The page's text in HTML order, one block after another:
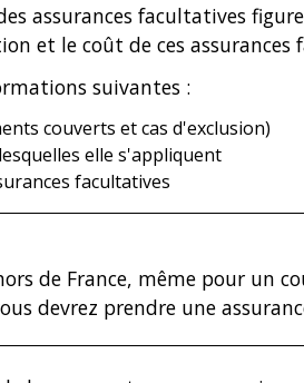
assurances facultatives
et le coût de ces assurances
suivantes :
couverts et cas d'exclusion)
elle s'appliquent
facultatives
de France, même pour un
devrez prendre une